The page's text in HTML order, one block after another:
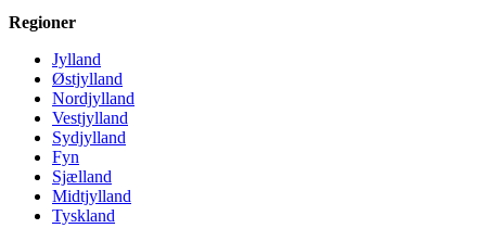
Regioner
Jylland
Østjylland
Nordjylland
Vestjylland
Sydjylland
Fyn
Sjælland
Midtjylland
Tyskland